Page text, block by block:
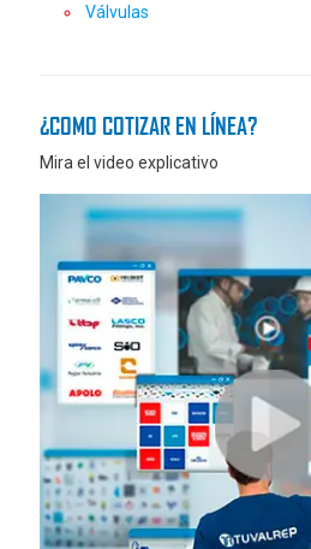
Válvulas
¿COMO COTIZAR EN LÍNEA?
Mira el video explicativo